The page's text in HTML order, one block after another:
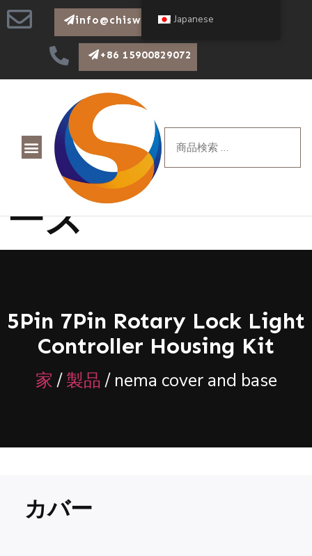
info@chiswear.com
+86 15900829072
ネマカバーとベ
ース
5Pin 7Pin Rotary Lock Light
Controller Housing Kit
家/製品/ nema cover and base
カバー
Japanese